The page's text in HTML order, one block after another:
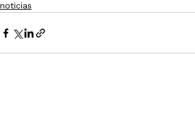
noticias